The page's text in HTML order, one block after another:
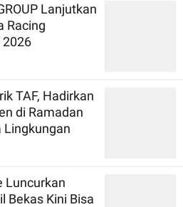
Lanjutkan
Racing
2026
TAF, Hadirkan
di Ramadan
Lingkungan
Luncurkan
Bekas Kini Bisa